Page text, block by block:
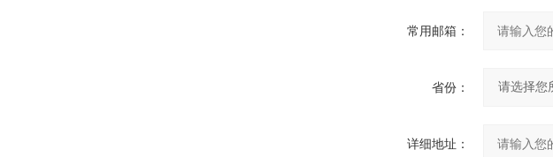
常用邮箱：
省份：
详细地址：